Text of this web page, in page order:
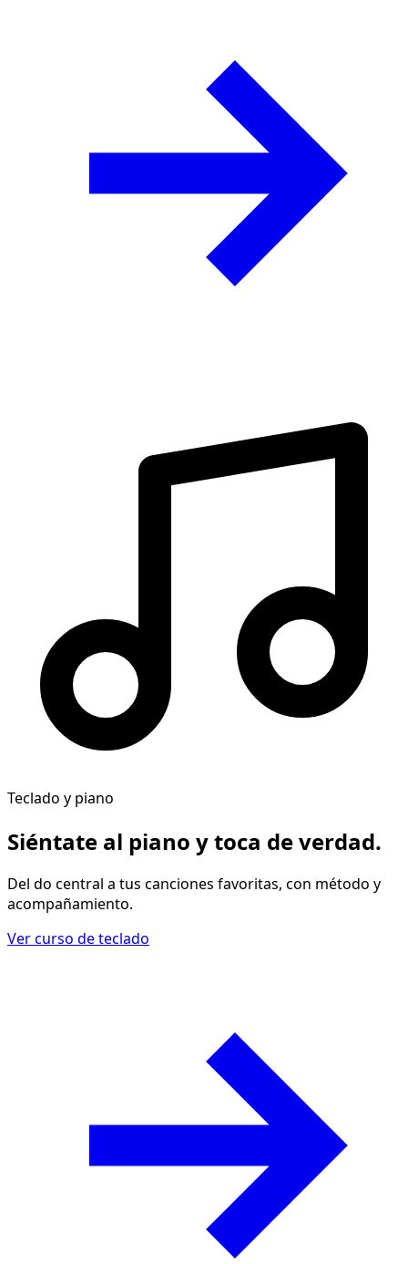
Teclado y piano
Siéntate al piano ytoca de verdad.
Del do central a tus canciones favoritas, con método y
acompañamiento.
Ver curso de teclado